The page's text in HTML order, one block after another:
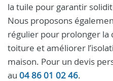
la tuile pour garantir
Nous proposons
régulier pour prolonger la
toiture et améliorer
maison. Pour un devis
au 04 86 01 02 46.